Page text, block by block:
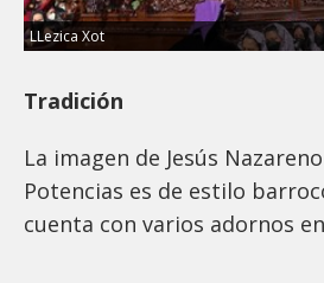
LLezica Xot
Tradición
La imagen de Jesús
Potencias es de estilo
cuenta con varios adornos